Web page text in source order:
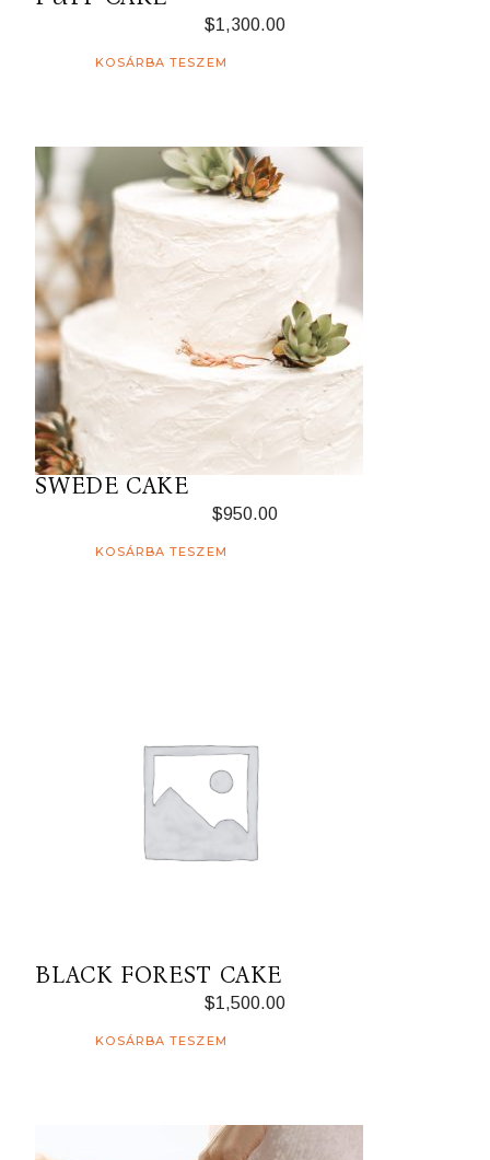
$1,300.00
KOSÁRBA TESZEM
SWEDE CAKE
$950.00
KOSÁRBA TESZEM
BLACK FOREST CAKE
$1,500.00
KOSÁRBA TESZEM